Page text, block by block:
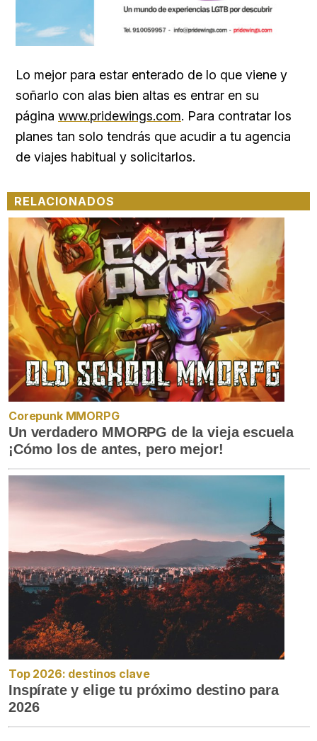
Lo mejor para estar enterado de lo que viene y
soñarlo con alas bien altas es entrar en su
página www.pridewings.com. Para contratar los
planes tan solo tendrás que acudir a tu agencia
de viajes habitual y solicitarlos.
RELACIONADOS
Corepunk MMORPG
Un verdadero MMORPG de la vieja escuela
¡Cómo los de antes, pero mejor!
Top 2026: destinos clave
Inspírate y elige tu próximo destino para
2026